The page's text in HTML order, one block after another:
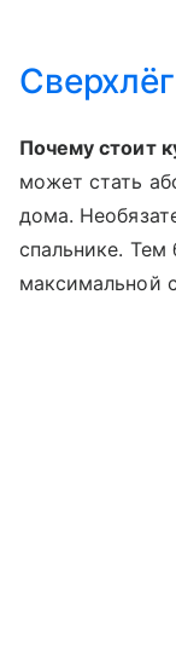
Почему стоит
может стать
дома.
спальнике. Тем
максимальной